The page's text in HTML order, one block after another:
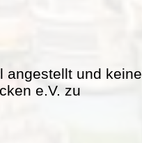
angestellt und keine
e.V. zu